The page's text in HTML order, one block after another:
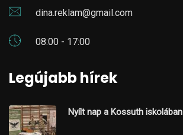
dina.reklam@gmail.com
08:00 - 17:00
Legújabb hírek
Nyílt nap a Kossuth iskolában